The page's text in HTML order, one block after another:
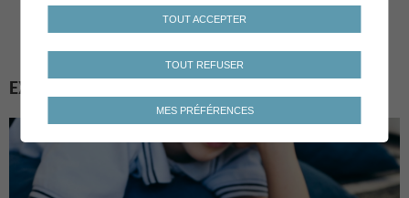
EXEMPLES DE MESURES
TOUT ACCEPTER
TOUT REFUSER
MES PRÉFÉRENCES